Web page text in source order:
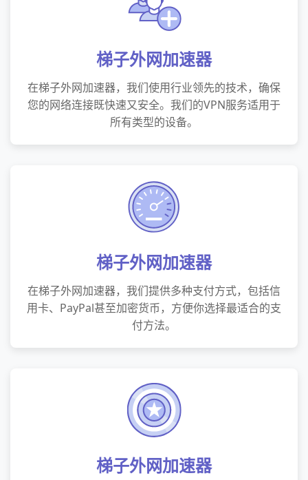
梯子外网加速器
在梯子外网加速器，我们使用行业领先的技术，确保
您的网络连接既快速又安全。我们的VPN服务适用于
所有类型的设备。
梯子外网加速器
在梯子外网加速器，我们提供多种支付方式，包括信
用卡、PayPal甚至加密货币，方便你选择最适合的支
付方法。
梯子外网加速器